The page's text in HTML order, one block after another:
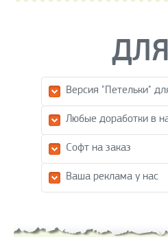
Версия "Петельки"
Любые доработки в
Софт на заказ
Ваша реклама у нас